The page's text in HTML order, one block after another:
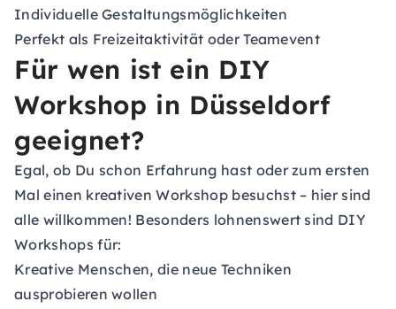
Individuelle Gestaltungsmöglichkeiten
Perfekt als Freizeitaktivität oder Teamevent
Für wen ist ein DIY
Workshop in Düsseldorf
geeignet?
Egal, ob Du schon Erfahrung hast oder zum ersten
Mal einen kreativen Workshop besuchst – hier sind
alle willkommen! Besonders lohnenswert sind DIY
Workshops für:
Kreative Menschen, die neue Techniken
ausprobieren wollen